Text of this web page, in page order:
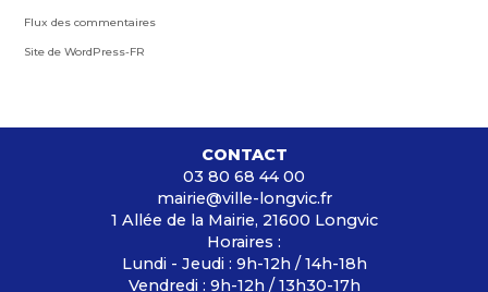
Flux des commentaires
Site de WordPress-FR
CONTACT
03 80 68 44 00
mairie@ville-longvic.fr
1 Allée de la Mairie, 21600 Longvic
Horaires :
Lundi - Jeudi : 9h-12h / 14h-18h
Vendredi : 9h-12h / 13h30-17h